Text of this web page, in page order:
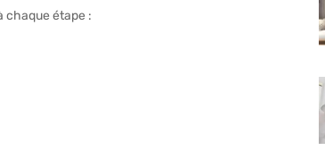
chaque étape :